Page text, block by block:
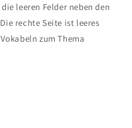
leeren Felder neben den
rechte Seite ist leeres
zum Thema